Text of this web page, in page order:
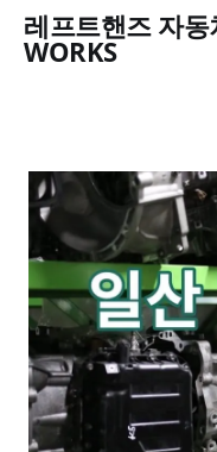
레프트핸즈 자
WORKS